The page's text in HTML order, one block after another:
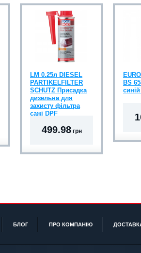
LM 0.25л DIESEL
PARTIKELFILTER
SCHUTZ Присадка
дизельна для
захисту фільтра
сажі DPF
499.98грн
BS
синій
БЛОГ ПРО КОМПАНІЮ